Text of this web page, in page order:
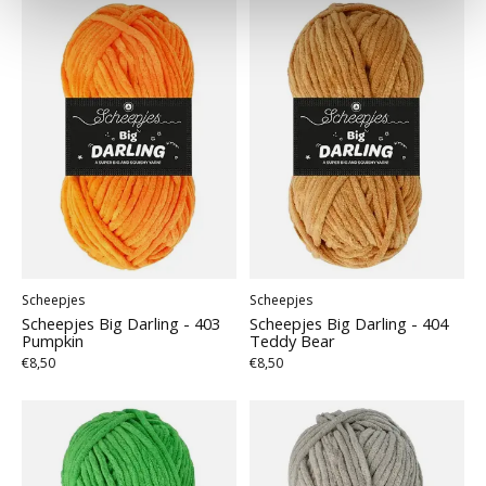
Scheepjes
Scheepjes Big Darling - 403
Pumpkin
€8,50
Scheepjes
Scheepjes Big Darling - 404
Teddy Bear
€8,50